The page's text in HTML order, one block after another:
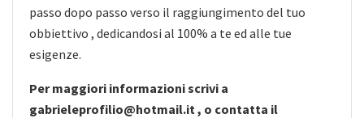
passo dopo passo verso il raggiungimento del tuo
obbiettivo , dedicandosi al 100% a te ed alle tue
esigenze.
Per maggiori informazioni scrivi a
gabrieleprofilio@hotmail.it , o contatta il